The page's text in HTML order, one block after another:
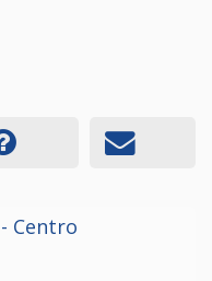
- Centro